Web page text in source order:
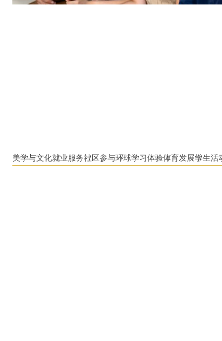
美学与文化就业服务社区参与环球学习体验体育发展学生活